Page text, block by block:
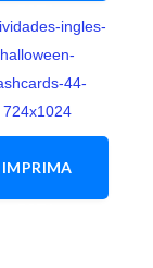
ATIVIDADE
IMPRIMA